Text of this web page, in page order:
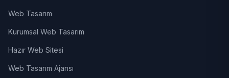
Web Tasarım
Kurumsal Web Tasarım
Hazır Web Sitesi
Web Tasarım Ajansı